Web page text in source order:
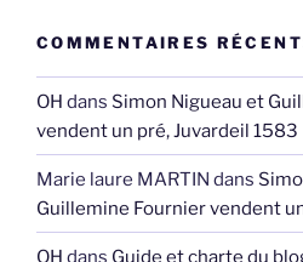
COMMENTAIRES
OH dans Simon Nigueau et
vendent un pré, Juvardeil 1583
Marie laure MARTIN dans
Guillemine Fournier vendent
OH dans Guide et charte du